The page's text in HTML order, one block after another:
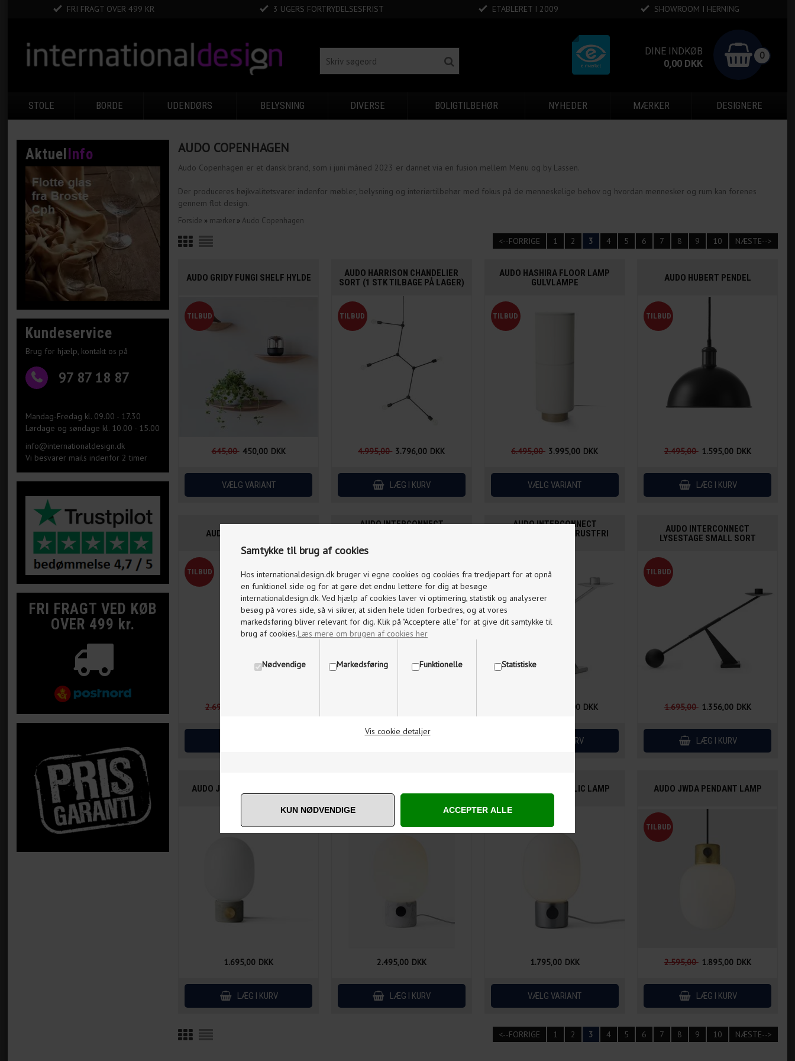
Samtykke til brug af cookies
Hos internationaldesign.dk bruger vi egne cookies og cookies fra tredjepart for at opnå
en funktionel side og for at gøre det endnu lettere for dig at besøge
internationaldesign.dk. Ved hjælp af cookies laver vi optimering, statistik og analyserer
besøg på vores side, så vi sikrer, at siden hele tiden forbedres, og at vores
markedsføring bliver relevant for dig. Klik på "Acceptere alle" for at give dit samtykke til
brug af cookies.Læs mere om brugen af cookies her
Nødvendige Markedsføring Funktionelle Statistiske
Vis cookie detaljer
FRI FRAGT OVER 499 KR 3 UGERS FORTRYDELSESFRIST ETABLERET I 2009 SHOWROOM I HERNING
DINE INDKØB 0
0,00 DKK
STOLE BORDE UDENDØRS BELYSNING DIVERSE BOLIGTILBEHØR NYHEDER MÆRKER DESIGNERE
Aktuel Info
Kundeservice
Brug for hjælp, kontakt os på
97 87 18 87
Mandag-Fredag kl. 09.00 - 17.30
Lørdage og søndage kl. 10.00 - 15.00
info@internationaldesign.dk
Vi besvarer mails indenfor 2 timer
FRI FRAGT VED KØB
OVER 499 kr.
AUDO COPENHAGEN
Audo Copenhagen er et dansk brand, som i juni måned 2023 er dannet via en fusion mellem Menu og by Lassen.
Der produceres højkvalitetsvarer indenfor møbler, belysning og interiørtilbehør med fokus på de menneskelige behov og hvordan mennesker og rum kan forenes
gennem flot design.
Forside » mærker»Audo Copenhagen
<--FORRIGE 1 2 3 4 5 6 7 8 9 10 NÆSTE-->
AUDO GRIDY FUNGI SHELF HYLDE
645,00 450,00 DKK
AUDO HARRISON CHANDELIER
SORT (1 STK TILBAGE PÅ LAGER)
4.995,00 3.796,00 DKK
AUDO HASHIRA FLOOR LAMP
GULVLAMPE
6.495,00 3.995,00 DKK
AUDO HUBERT PENDEL
2.495,00 1.595,00 DKK
AUDO HUDSON LAMPE
2.695,00
AUDO INTERCONNECT
AUDO INTERCONNECT
LYSESTAGE SMALL RUSTFRI
1.646,00 DKK
AUDO INTERCONNECT
LYSESTAGE SMALL SORT
1.695,00 1.356,00 DKK
AUDO JWDA CONCRETE LAMP
1.695,00 DKK
BORDLAMPE
2.495,00 DKK
AUDO JWDA METALLIC LAMP
1.795,00 DKK
AUDO JWDA PENDANT LAMP
2.595,00 1.895,00 DKK
<--FORRIGE 1 2 3 4 5 6 7 8 9 10 NÆSTE-->